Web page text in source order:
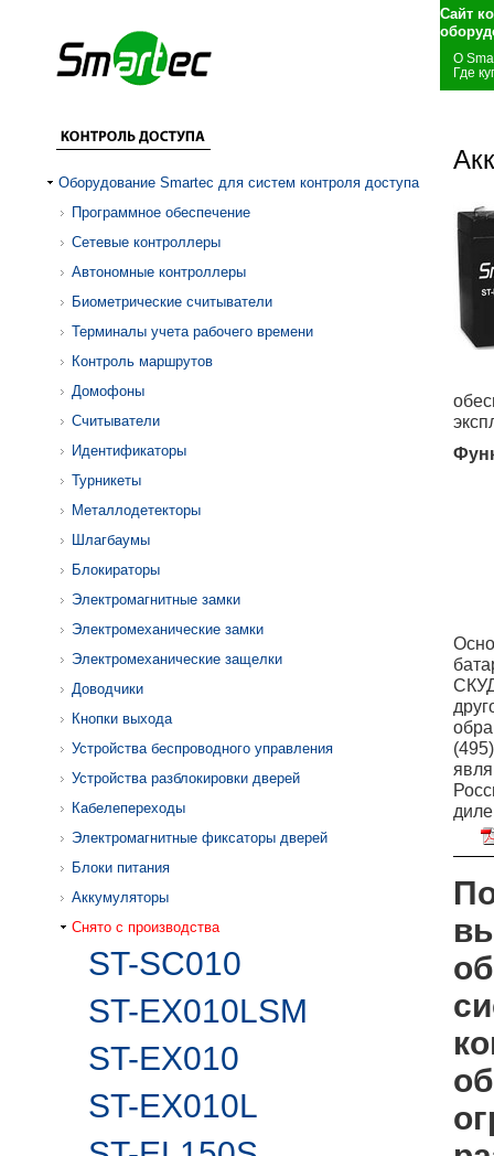
Сайт
О
Где
Оборудование Smartec для систем контроля доступа
Программное обеспечение
Сетевые контроллеры
Автономные контроллеры
Биометрические считыватели
Терминалы учета рабочего времени
Контроль маршрутов
Домофоны
Считыватели
Идентификаторы
Турникеты
Металлодетекторы
Шлагбаумы
Блокираторы
Электромагнитные замки
Электромеханические замки
Электромеханические защелки
Доводчики
Кнопки выхода
Устройства беспроводного управления
Устройства разблокировки дверей
Кабелепереходы
Электромагнитные фиксаторы дверей
Блоки питания
Аккумуляторы
Снято с производства
ST-SC010
ST-EX010LSM
ST-EX010
ST-EX010L